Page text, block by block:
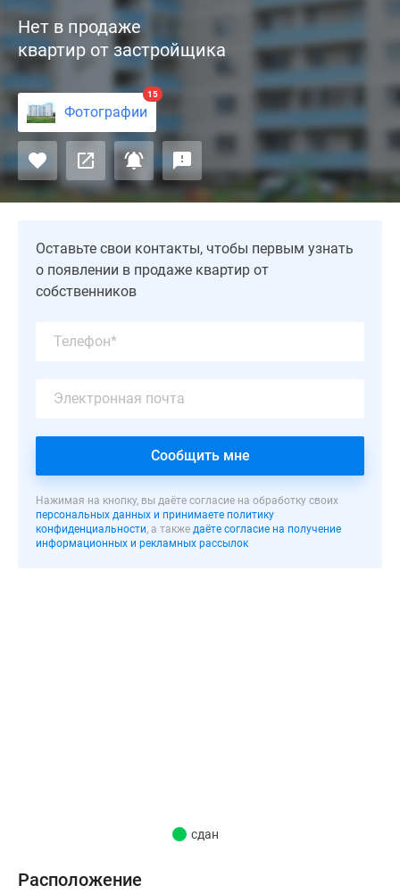
комплекс
«Восточные
зори-1»
в
подмосковном
Электрогорске
—
это
10-
этажная
кирпичная
новостройка,
состоящая
секций.
отличается
архитектурой
вкупе
хорошими
просторных
Нет в продаже
квартир от застройщика
Фотографии
15
Оставьте свои контакты, чтобы первым узнать
о появлении в продаже квартир от
собственников
Сообщить мне
Нажимая на кнопку, вы даёте согласие на обработку своих
персональных данных и принимаете политику
конфиденциальности, а также даёте согласие на получение
информационных и рекламных рассылок
сдан
Расположение